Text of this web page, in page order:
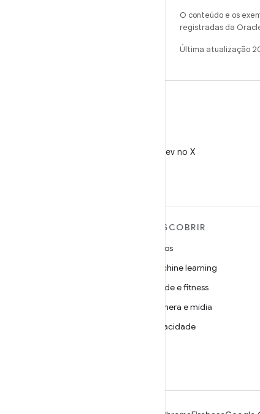
O conteúdo e os
registradas da
Última atualização
Siga @AndroidDev no X
DESCOBRIR
Jogos
Machine learning
Saúde e fitness
Câmera e mídia
Privacidade